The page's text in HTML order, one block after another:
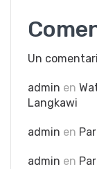
Un
admin en
Langkawi
admin en
admin en